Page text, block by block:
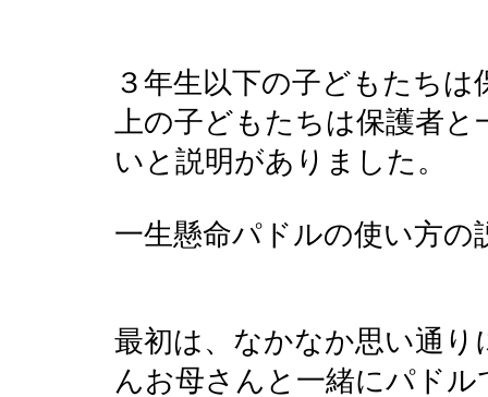
３年生以下の子どもたち
上の子どもたちは保護者
いと説明がありました。
一生懸命パドルの使い方の
最初は、なかなか思い通
んお母さんと一緒にパド